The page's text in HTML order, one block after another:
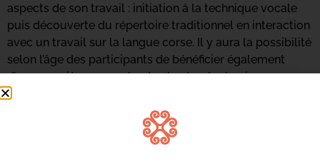
aspects de son travail : initiation à la technique vocale
puis découverte du répertoire traditionnel en interaction
avec un travail sur la langue corse. Il y aura la possibilité
selon l’âge des participants de bénéficier également
d’une première approche du chant polyphonique.
Inscriptions :
inscriptions-culture@bastia.corsica